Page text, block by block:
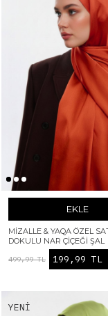
EKLE
MIZALLE & YAQA ÖZEL
DOKULU NAR ÇIÇEĞI ŞAL
499,99 TL 199,99 TL
YENI